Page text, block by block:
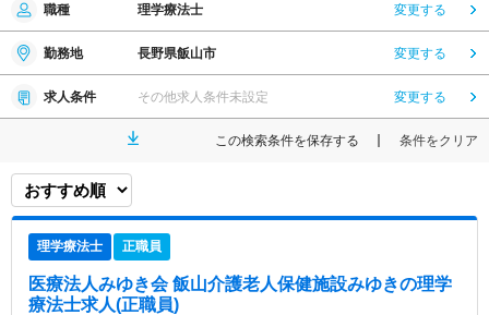
職種 理学療法士 変更する
勤務地 長野県飯山市 変更する
求人条件 その他求人条件未設定 変更する
この検索条件を保存する 条件をクリア
理学療法士 正職員
医療法人みゆき会 飯山介護老人保健施設みゆきの理学
療法士求人(正職員)